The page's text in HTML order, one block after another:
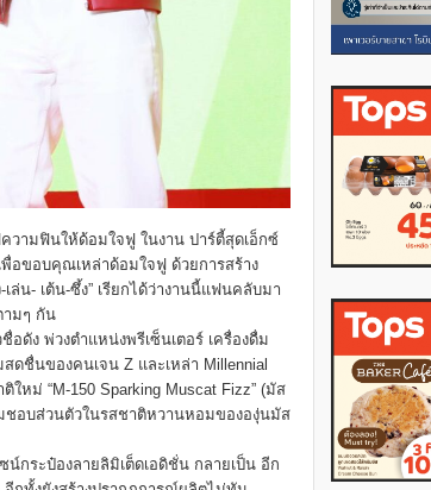
วามฟินให้ด้อมใจฟู ในงาน ปาร์ตี้สุดเอ็กซ์
พื่อขอบคุณเหล่าด้อมใจฟู ด้วยการสร้าง
น- เต้น-ซึ้ง” เรียกได้ว่างานนี้แฟนคลับมา
ามๆ กัน
ดัง พ่วงตำแหน่งพรีเซ็นเตอร์ เครื่องดื่ม
สดชื่นของคนเจน Z และเหล่า Millennial
หม่ “M-150 Sparking Muscat Fizz” (มัส
อบส่วนตัวในรสชาติหวานหอมขององุ่นมัส
กระป๋องลายลิมิเต็ดเอดิชั่น กลายเป็น อีก